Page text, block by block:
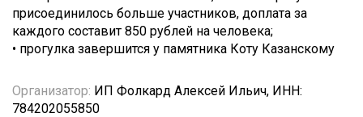
присоединилось больше участников, доплата за
каждого составит 850 рублей на человека;
• прогулка завершится у памятника Коту Казанскому
Организатор: ИП Фолкард Алексей Ильич, ИНН:
784202055850